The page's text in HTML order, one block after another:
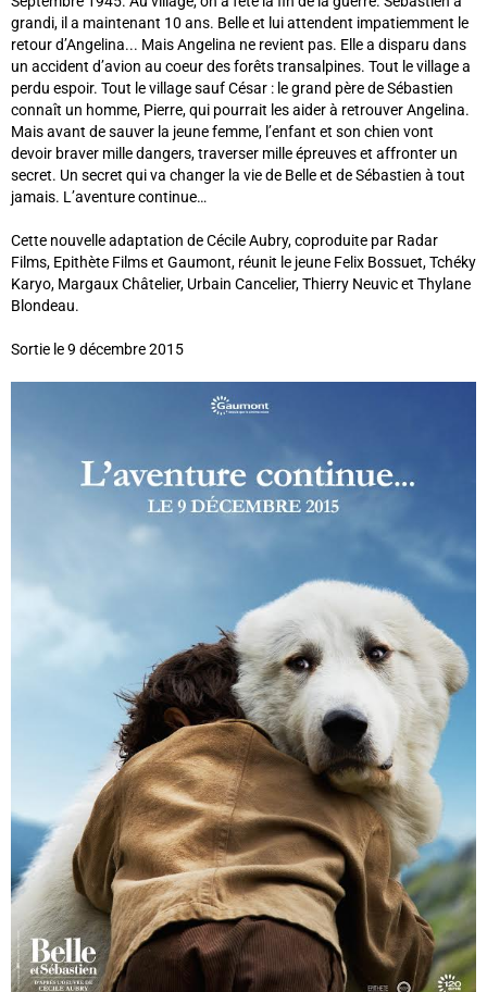
grandi, il a maintenant 10 ans. Belle et lui attendent impatiemment le
retour d’Angelina... Mais Angelina ne revient pas. Elle a disparu dans
un accident d’avion au coeur des forêts transalpines. Tout le village a
perdu espoir. Tout le village sauf César : le grand père de Sébastien
connaît un homme, Pierre, qui pourrait les aider à retrouver Angelina.
Mais avant de sauver la jeune femme, l’enfant et son chien vont
devoir braver mille dan­gers, traverser mille épreuves et affronter un
secret. Un secret qui va changer la vie de Belle et de Sébastien à tout
jamais. L’aventure continue…
Cette nouvelle adaptation de Cécile Aubry, coproduite par Radar
Films, Epithète Films et Gaumont, réunit le jeune Felix Bossuet, Tchéky
Karyo, Margaux Châtelier, Urbain Cancelier, Thierry Neuvic et Thylane
Blondeau.
Sortie le 9 décembre 2015